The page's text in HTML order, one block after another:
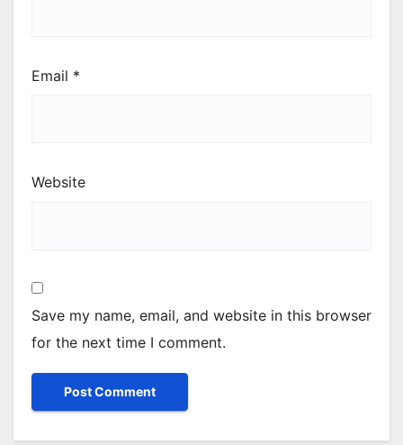
Email *
Website
Save my name, email, and website in this browser
for the next time I comment.